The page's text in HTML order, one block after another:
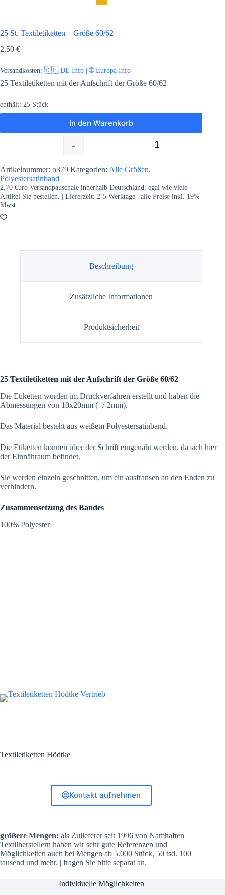
25 St. Textiletiketten – Größe 60/62
2,50 €
Versandkosten: 🇩🇪 DE Info | 🌐 Europa Info
25 Textiletiketten mit der Aufschrift der Größe 60/62
enthält: 25 Stück
25 St. Textiletiketten - Größe 60/62
-
In den Warenkorb
Artikelnummer: o379 Kategorien: Alle Größen,
Polyestersatinband
2,70 €uro Versandpauschale innerhalb Deutschland, egal wie viele
Artikel Sie bestellen. | Lieferzeit: 2-5 Werktage | alle Preise inkl. 19%
Mwst.
Beschreibung
Zusätzliche Informationen
Produktsicherheit
25 Textiletiketten mit der Aufschrift der Größe 60/62
Die Etiketten wurden im Druckverfahren erstellt und haben die
Abmessungen von 10x20mm (+/-2mm).
Das Material besteht aus weißem Polyestersatinband.
Die Etiketten können über der Schrift eingenäht werden, da sich hier
der Einnähraum befindet.
Sie werden einzeln geschnitten, um ein ausfransen an den Enden zu
verhindern.
Zusammensetzung des Bandes
100% Polyester
Textiletiketten Hödtke
Kontakt aufnehmen
größere Mengen: als Zulieferer seit 1996 von Namhaften
Textilherstellern haben wir sehr gute Referenzen und
Möglichkeiten auch bei Mengen ab 5.000 Stück, 50 tsd. 100
tausend und mehr. | fragen Sie bitte separat an.
Individuelle Möglichkeiten